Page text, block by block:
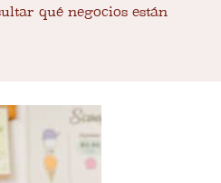
qué negocios están